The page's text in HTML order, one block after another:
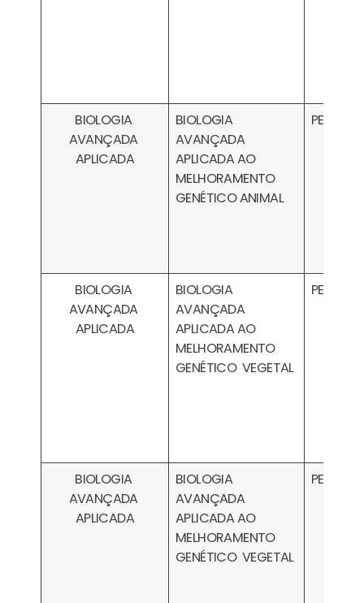
BIOLOGIA
AVANÇADA
APLICADA
BIOLOGIA
AVANÇADA
APLICADA AO
MELHORAMENTO
GENÉTICO ANIMAL
BIOLOGIA
AVANÇADA
APLICADA
BIOLOGIA
AVANÇADA
APLICADA AO
MELHORAMENTO
GENÉTICO VEGETAL
BIOLOGIA
AVANÇADA
APLICADA
BIOLOGIA
AVANÇADA
APLICADA AO
MELHORAMENTO
GENÉTICO VEGETAL